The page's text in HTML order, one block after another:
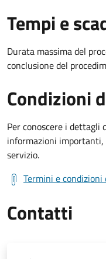
Tempi e
Durata massima del
conclusione del
Condizioni
Per conoscere i dettagli
informazioni
servizio.
Termini e condizioni
Contatti